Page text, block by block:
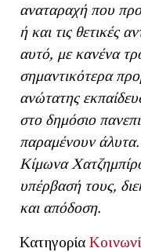
αναταραχή που
ή και τις θετικές
αυτό, με κανένα
σημαντικότερα
ανώτατης
στο δημόσιο
παραμένουν
Κίμωνα
υπέρβασή τους,
και απόδοση.
Κατηγορία